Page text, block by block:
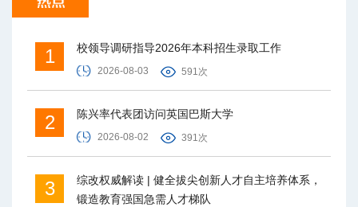
1 校领导调研指导2026年本科招生录取工作
2026-08-03 591次
2 陈兴率代表团访问英国巴斯大学
2026-08-02 391次
3
综改权威解读 | 健全拔尖创新人才自主培养体系，
锻造教育强国急需人才梯队